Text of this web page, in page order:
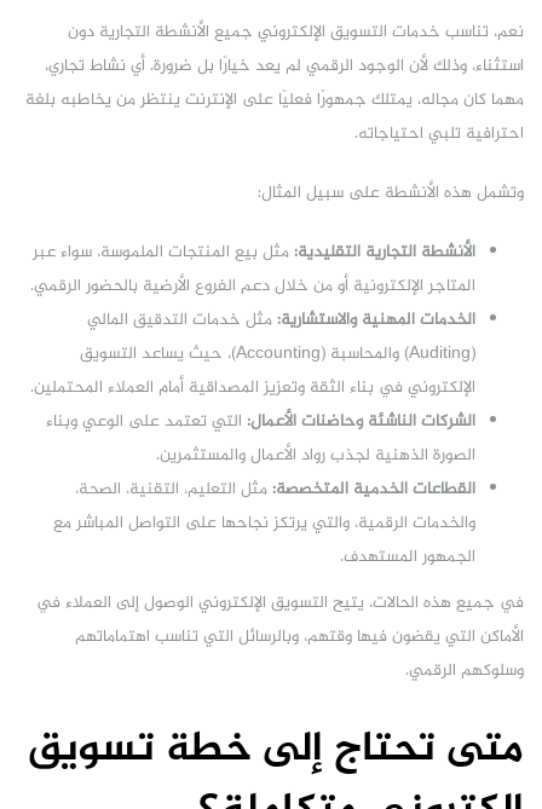
نعم، تناسب خدمات التسويق الإلكتروني جميع الأنشطة التجارية دون
استثناء، وذلك لأن الوجود الرقمي لم يعد خيارًا بل ضرورة. أي نشاط تجاري،
مهما كان مجاله، يمتلك جمهورًا فعليًا على الإنترنت ينتظر من يخاطبه بلغة
احترافية تلبي احتياجاته.
وتشمل هذه الأنشطة على سبيل المثال:
الأنشطة التجارية التقليدية:مثل بيع المنتجات الملموسة، سواء عبر
المتاجر الإلكترونية أو من خلال دعم الفروع الأرضية بالحضور الرقمي.
الخدمات المهنية والاستشارية:مثل خدمات التدقيق المالي
(Auditing) والمحاسبة (Accounting)، حيث يساعد التسويق
الإلكتروني في بناء الثقة وتعزيز المصداقية أمام العملاء المحتملين.
الشركات الناشئة وحاضنات الأعمال: التي تعتمد على الوعي وبناء
الصورة الذهنية لجذب رواد الأعمال والمستثمرين.
القطاعات الخدمية المتخصصة:مثل التعليم، التقنية، الصحة،
والخدمات الرقمية، والتي يرتكز نجاحها على التواصل المباشر مع
الجمهور المستهدف.
في جميع هذه الحالات، يتيح التسويق الإلكتروني الوصول إلى العملاء في
الأماكن التي يقضون فيها وقتهم، وبالرسائل التي تناسب اهتماماتهم
وسلوكهم الرقمي.
متى تحتاج إلى خطة تسويق